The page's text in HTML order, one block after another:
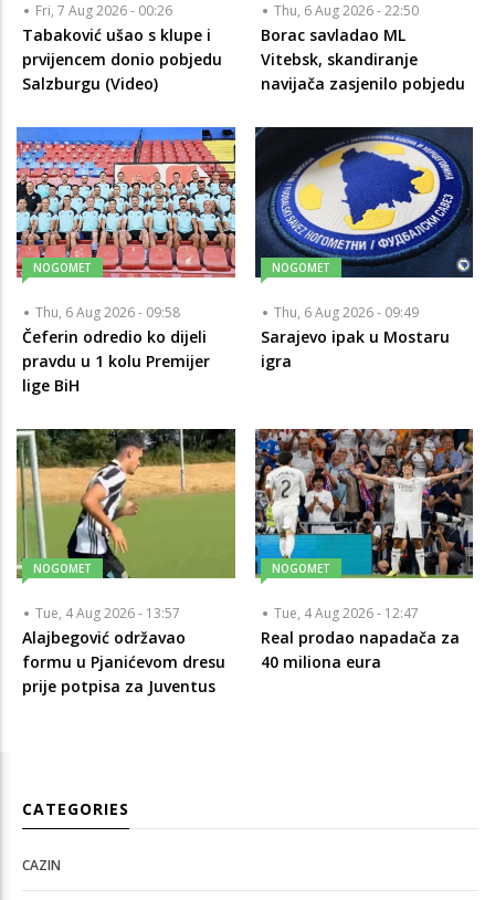
Fri, 7 Aug 2026 - 00:26
Tabaković ušao s klupe i
prvijencem donio pobjedu
Salzburgu (Video)
Thu, 6 Aug 2026 - 22:50
Borac savladao ML
Vitebsk, skandiranje
navijača zasjenilo pobjedu
NOGOMET
Thu, 6 Aug 2026 - 09:58
Čeferin odredio ko dijeli
pravdu u 1 kolu Premijer
lige BiH
NOGOMET
Thu, 6 Aug 2026 - 09:49
Sarajevo ipak u Mostaru
igra
NOGOMET
Tue, 4 Aug 2026 - 13:57
Alajbegović održavao
formu u Pjanićevom dresu
prije potpisa za Juventus
NOGOMET
Tue, 4 Aug 2026 - 12:47
Real prodao napadača za
40 miliona eura
CATEGORIES
CAZIN